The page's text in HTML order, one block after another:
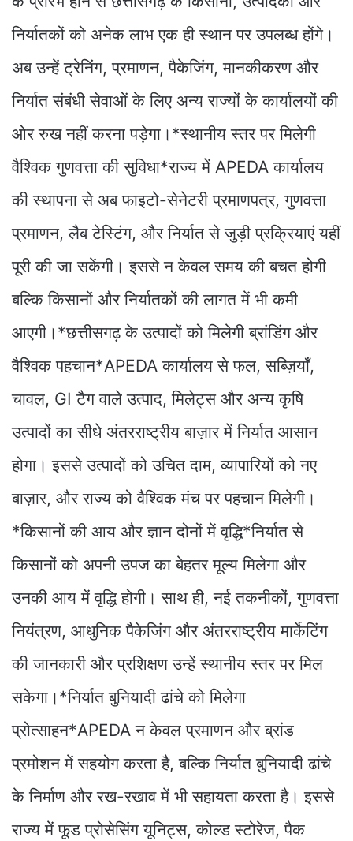
निर्यातकों को अनेक लाभ एक ही स्थान पर उपलब्ध होंगे।
अब उन्हें ट्रेनिंग, प्रमाणन, पैकेजिंग, मानकीकरण और
निर्यात संबंधी सेवाओं के लिए अन्य राज्यों के कार्यालयों की
ओर रुख नहीं करना पड़ेगा।*स्थानीय स्तर पर मिलेगी
वैश्विक गुणवत्ता की सुविधा*राज्य में APEDA कार्यालय
की स्थापना से अब फाइटो-सेनेटरी प्रमाणपत्र, गुणवत्ता
प्रमाणन, लैब टेस्टिंग, और निर्यात से जुड़ी प्रक्रियाएं यहीं
पूरी की जा सकेंगी। इससे न केवल समय की बचत होगी
बल्कि किसानों और निर्यातकों की लागत में भी कमी
आएगी।*छत्तीसगढ़ के उत्पादों को मिलेगी ब्रांडिंग और
वैश्विक पहचान*APEDA कार्यालय से फल, सब्ज़ियाँ,
चावल, GI टैग वाले उत्पाद, मिलेट्स और अन्य कृषि
उत्पादों का सीधे अंतरराष्ट्रीय बाज़ार में निर्यात आसान
होगा। इससे उत्पादों को उचित दाम, व्यापारियों को नए
बाज़ार, और राज्य को वैश्विक मंच पर पहचान मिलेगी।
*किसानों की आय और ज्ञान दोनों में वृद्धि*निर्यात से
किसानों को अपनी उपज का बेहतर मूल्य मिलेगा और
उनकी आय में वृद्धि होगी। साथ ही, नई तकनीकों, गुणवत्ता
नियंत्रण, आधुनिक पैकेजिंग और अंतरराष्ट्रीय मार्केटिंग
की जानकारी और प्रशिक्षण उन्हें स्थानीय स्तर पर मिल
सकेगा।*निर्यात बुनियादी ढांचे को मिलेगा
प्रोत्साहन*APEDA न केवल प्रमाणन और ब्रांड
प्रमोशन में सहयोग करता है, बल्कि निर्यात बुनियादी ढांचे
के निर्माण और रख-रखाव में भी सहायता करता है। इससे
राज्य में फूड प्रोसेसिंग यूनिट्स, कोल्ड स्टोरेज, पैक